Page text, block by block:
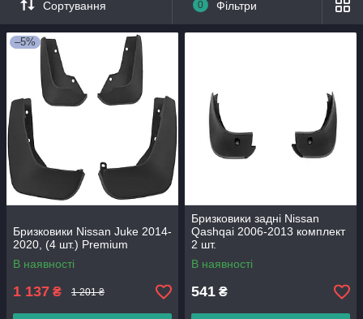
Сортування 0 Фільтри
–5%
Бризковики Nissan Juke 2014-
2020, (4 шт.) Premium
В наявності
1 137 ₴ 1 201 ₴
Бризковики задні Nissan
Qashqai 2006-2013 комплект
2 шт.
В наявності
541 ₴